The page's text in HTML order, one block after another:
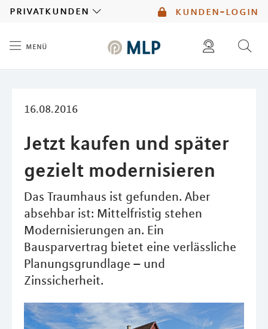
kunden-login
privatkunden
menü
16.08.2016
Jetzt kaufen und später
gezielt modernisieren
Das Traumhaus ist gefunden. Aber
absehbar ist: Mittelfristig stehen
Modernisierungen an. Ein
Bausparvertrag bietet eine verlässliche
Planungsgrundlage – und
Zinssicherheit.